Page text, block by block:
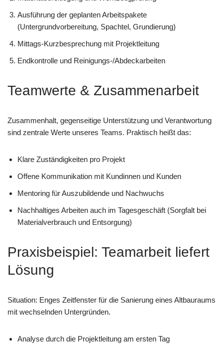
Ausführung der geplanten Arbeitspakete
(Untergrundvorbereitung, Spachtel, Grundierung)
Mittags-Kurzbesprechung mit Projektleitung
Endkontrolle und Reinigungs-/Abdeckarbeiten
Teamwerte & Zusammenarbeit
Zusammenhalt, gegenseitige Unterstützung und Verantwortung
sind zentrale Werte unseres Teams. Praktisch heißt das:
Klare Zuständigkeiten pro Projekt
Offene Kommunikation mit Kundinnen und Kunden
Mentoring für Auszubildende und Nachwuchs
Nachhaltiges Arbeiten auch im Tagesgeschäft (Sorgfalt bei
Materialverbrauch und Entsorgung)
Praxisbeispiel: Teamarbeit liefert
Lösung
Situation: Enges Zeitfenster für die Sanierung eines Altbauraums
mit wechselnden Untergründen.
Analyse durch die Projektleitung am ersten Tag